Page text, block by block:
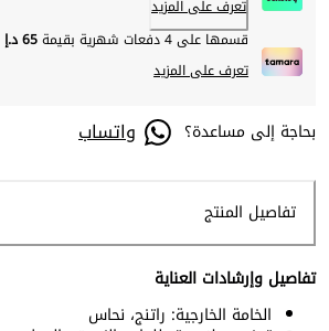
تعرف على المزيد
قسمها على 4 دفعات شهرية بقيمة
65 د.إ
تعرف على المزيد
بحاجة إلى مساعدة؟ واتساب
تفاصيل المنتج
تفاصيل وإرشادات العناية
الخامة الخارجية: راتنج، نحاس